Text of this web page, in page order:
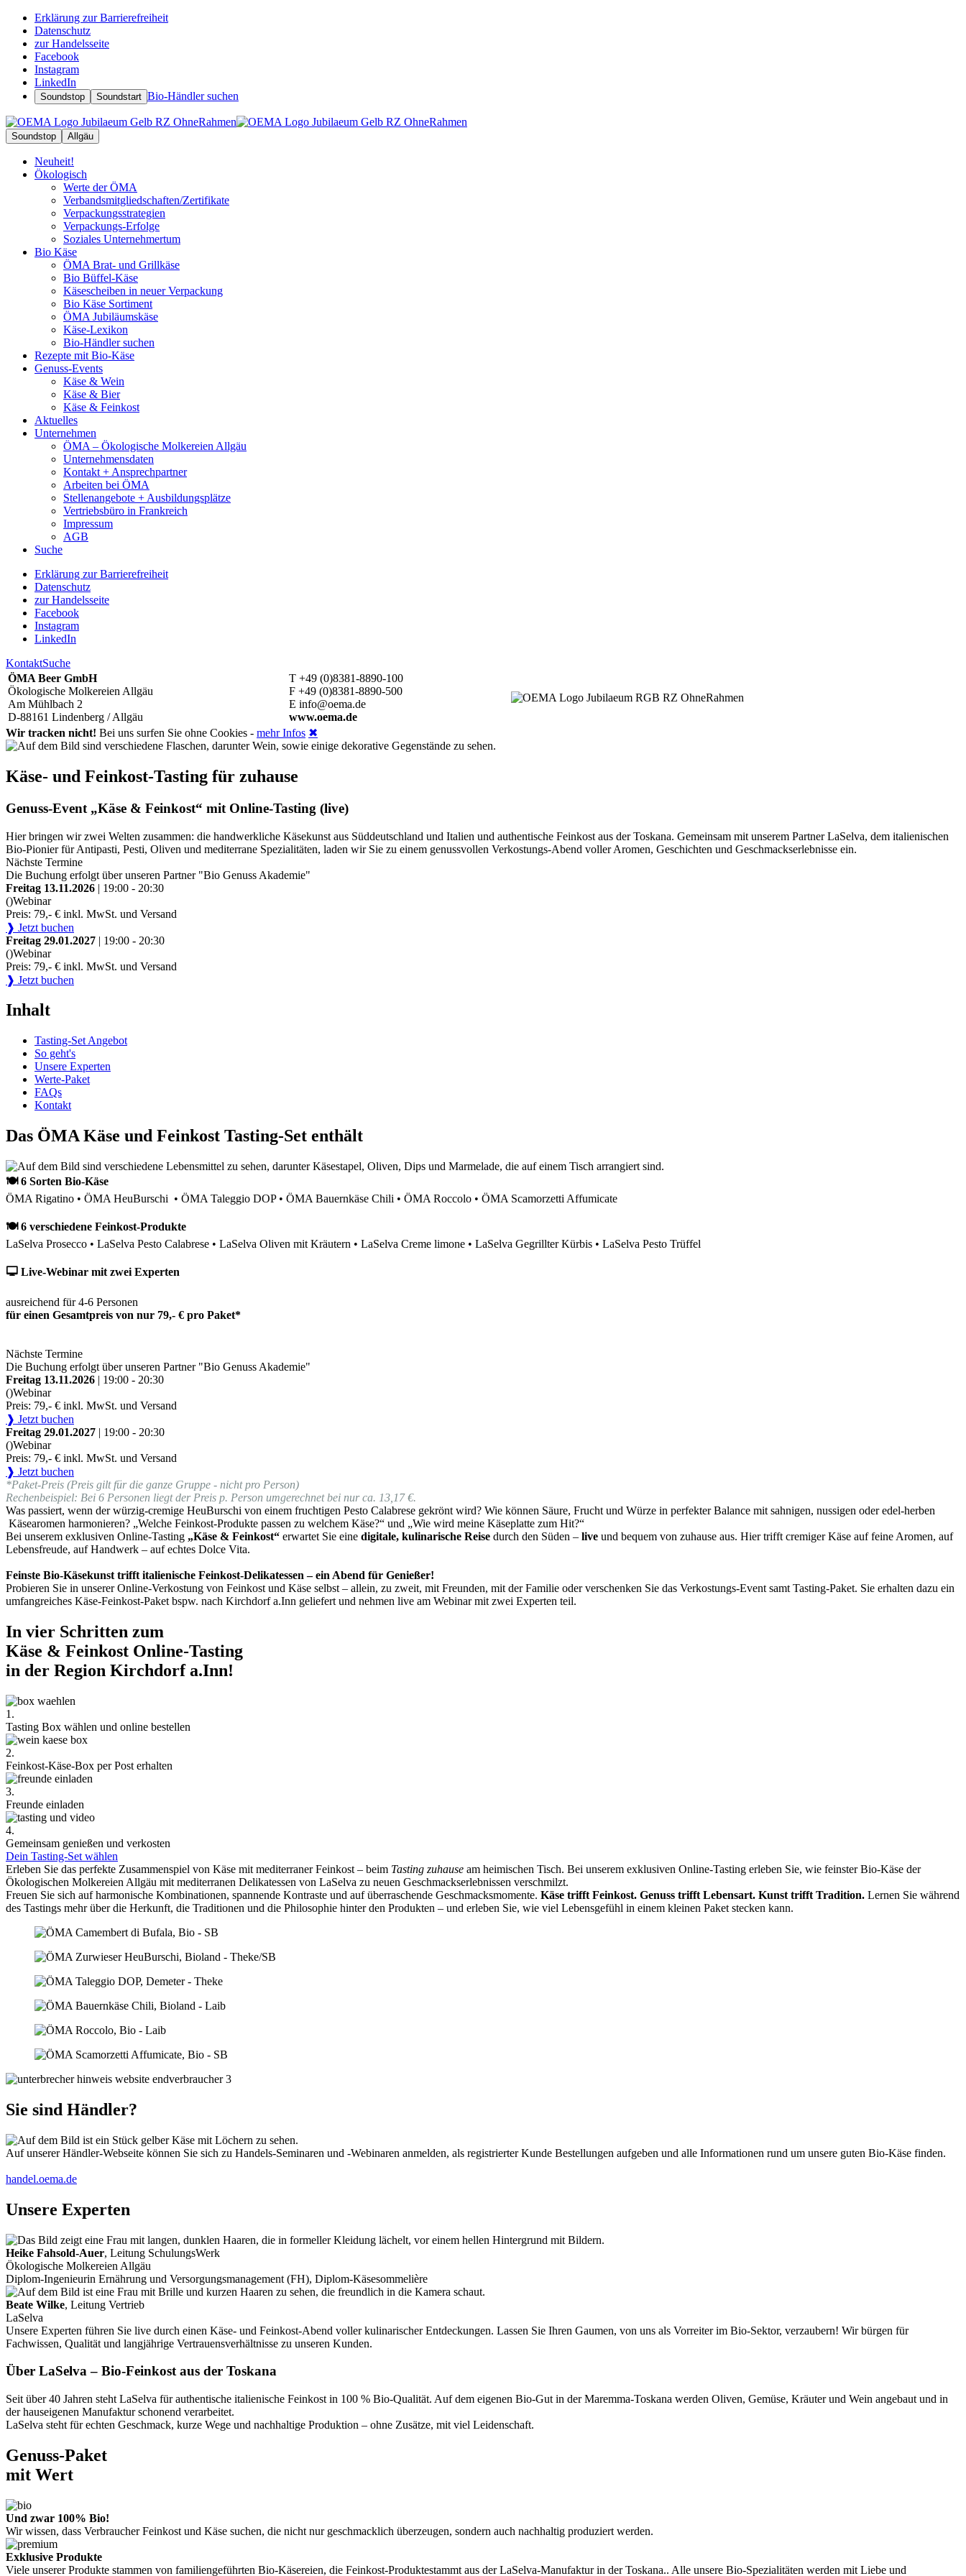
Erklärung zur Barrierefreiheit
Datenschutz
zur Handelsseite
Facebook
Instagram
LinkedIn
Soundstop Soundstart Bio-Händler suchen
Soundstop Allgäu
Neuheit!
Ökologisch
Werte der ÖMA
Verbandsmitgliedschaften/Zertifikate
Verpackungsstrategien
Verpackungs-Erfolge
Soziales Unternehmertum
Bio Käse
ÖMA Brat- und Grillkäse
Bio Büffel-Käse
Käsescheiben in neuer Verpackung
Bio Käse Sortiment
ÖMA Jubiläumskäse
Käse-Lexikon
Bio-Händler suchen
Rezepte mit Bio-Käse
Genuss-Events
Käse & Wein
Käse & Bier
Käse & Feinkost
Aktuelles
Unternehmen
ÖMA – Ökologische Molkereien Allgäu
Unternehmensdaten
Kontakt + Ansprechpartner
Arbeiten bei ÖMA
Stellenangebote + Ausbildungsplätze
Vertriebsbüro in Frankreich
Impressum
AGB
Suche
Erklärung zur Barrierefreiheit
Datenschutz
zur Handelsseite
Facebook
Instagram
LinkedIn
KontaktSuche
ÖMA Beer GmbH
Ökologische Molkereien Allgäu
Am Mühlbach 2
D-88161 Lindenberg / Allgäu
T +49 (0)8381-8890-100
F +49 (0)8381-8890-500
E info@oema.de
www.oema.de
Wir tracken nicht! Bei uns surfen Sie ohne Cookies - mehr Infos ✖
Käse- und Feinkost-Tasting für zuhause
Genuss-Event „Käse & Feinkost“ mit Online-Tasting (live)
Hier bringen wir zwei Welten zusammen: die handwerkliche Käsekunst aus Süddeutschland und Italien und authentische Feinkost aus der Toskana. Gemeinsam mit unserem Partner LaSelva, dem italienischen
Bio-Pionier für Antipasti, Pesti, Oliven und mediterrane Spezialitäten, laden wir Sie zu einem genussvollen Verkostungs-Abend voller Aromen, Geschichten und Geschmackserlebnisse ein.
Nächste Termine
Die Buchung erfolgt über unseren Partner "Bio Genuss Akademie"
Freitag 13.11.2026 | 19:00 - 20:30
()Webinar
Preis: 79,- € inkl. MwSt. und Versand
❱ Jetzt buchen
Freitag 29.01.2027 | 19:00 - 20:30
()Webinar
Preis: 79,- € inkl. MwSt. und Versand
❱ Jetzt buchen
Inhalt
Tasting-Set Angebot
So geht's
Unsere Experten
Werte-Paket
FAQs
Kontakt
Das ÖMA Käse und Feinkost Tasting-Set enthält
🍽 6 Sorten Bio-Käse
ÖMA Rigatino • ÖMA HeuBurschi • ÖMA Taleggio DOP • ÖMA Bauernkäse Chili • ÖMA Roccolo • ÖMA Scamorzetti Affumicate
🍽 6 verschiedene Feinkost-Produkte
LaSelva Prosecco • LaSelva Pesto Calabrese • LaSelva Oliven mit Kräutern • LaSelva Creme limone • LaSelva Gegrillter Kürbis • LaSelva Pesto Trüffel
🖵 Live-Webinar mit zwei Experten
ausreichend für 4-6 Personen
für einen Gesamtpreis von nur 79,- € pro Paket*
Nächste Termine
Die Buchung erfolgt über unseren Partner "Bio Genuss Akademie"
Freitag 13.11.2026 | 19:00 - 20:30
()Webinar
Preis: 79,- € inkl. MwSt. und Versand
❱ Jetzt buchen
Freitag 29.01.2027 | 19:00 - 20:30
()Webinar
Preis: 79,- € inkl. MwSt. und Versand
❱ Jetzt buchen
*Paket-Preis (Preis gilt für die ganze Gruppe - nicht pro Person)
Rechenbeispiel: Bei 6 Personen liegt der Preis p. Person umgerechnet bei nur ca. 13,17 €.
Was passiert, wenn der würzig-cremige HeuBurschi von einem fruchtigen Pesto Calabrese gekrönt wird? Wie können Säure, Frucht und Würze in perfekter Balance mit sahnigen, nussigen oder edel-herben
Käsearomen harmonieren? „Welche Feinkost-Produkte passen zu welchem Käse?“ und „Wie wird meine Käseplatte zum Hit?“
Bei unserem exklusiven Online-Tasting „Käse & Feinkost“ erwartet Sie eine digitale, kulinarische Reise durch den Süden – live und bequem von zuhause aus. Hier trifft cremiger Käse auf feine Aromen, auf
Lebensfreude, auf Handwerk – auf echtes Dolce Vita.
Feinste Bio-Käsekunst trifft italienische Feinkost-Delikatessen – ein Abend für Genießer!
Probieren Sie in unserer Online-Verkostung von Feinkost und Käse selbst – allein, zu zweit, mit Freunden, mit der Familie oder verschenken Sie das Verkostungs-Event samt Tasting-Paket. Sie erhalten dazu ein
umfangreiches Käse-Feinkost-Paket bspw. nach Kirchdorf a.Inn geliefert und nehmen live am Webinar mit zwei Experten teil.
In vier Schritten zum
Käse & Feinkost Online-Tasting
in der Region Kirchdorf a.Inn!
1.
Tasting Box wählen und online bestellen
2.
Feinkost-Käse-Box per Post erhalten
3.
Freunde einladen
4.
Gemeinsam genießen und verkosten
Dein Tasting-Set wählen
Erleben Sie das perfekte Zusammenspiel von Käse mit mediterraner Feinkost – beim Tasting zuhause am heimischen Tisch. Bei unserem exklusiven Online-Tasting erleben Sie, wie feinster Bio-Käse der
Ökologischen Molkereien Allgäu mit mediterranen Delikatessen von LaSelva zu neuen Geschmackserlebnissen verschmilzt.
Freuen Sie sich auf harmonische Kombinationen, spannende Kontraste und auf überraschende Geschmacksmomente. Käse trifft Feinkost. Genuss trifft Lebensart. Kunst trifft Tradition. Lernen Sie während
des Tastings mehr über die Herkunft, die Traditionen und die Philosophie hinter den Produkten – und erleben Sie, wie viel Lebensgefühl in einem kleinen Paket stecken kann.
Sie sind Händler?
Auf unserer Händler-Webseite können Sie sich zu Handels-Seminaren und -Webinaren anmelden, als registrierter Kunde Bestellungen aufgeben und alle Informationen rund um unsere guten Bio-Käse finden.
handel.oema.de
Unsere Experten
Heike Fahsold-Auer, Leitung SchulungsWerk
Ökologische Molkereien Allgäu
Diplom-Ingenieurin Ernährung und Versorgungsmanagement (FH), Diplom-Käsesommelière
Beate Wilke, Leitung Vertrieb
LaSelva
Unsere Experten führen Sie live durch einen Käse- und Feinkost-Abend voller kulinarischer Entdeckungen. Lassen Sie Ihren Gaumen, von uns als Vorreiter im Bio-Sektor, verzaubern! Wir bürgen für
Fachwissen, Qualität und langjährige Vertrauensverhältnisse zu unseren Kunden.
Über LaSelva – Bio-Feinkost aus der Toskana
Seit über 40 Jahren steht LaSelva für authentische italienische Feinkost in 100 % Bio-Qualität. Auf dem eigenen Bio-Gut in der Maremma-Toskana werden Oliven, Gemüse, Kräuter und Wein angebaut und in
der hauseigenen Manufaktur schonend verarbeitet.
LaSelva steht für echten Geschmack, kurze Wege und nachhaltige Produktion – ohne Zusätze, mit viel Leidenschaft.
Genuss-Paket
mit Wert
Und zwar 100% Bio!
Wir wissen, dass Verbraucher Feinkost und Käse suchen, die nicht nur geschmacklich überzeugen, sondern auch nachhaltig produziert werden.
Exklusive Produkte
Viele unserer Produkte stammen von familiengeführten Bio-Käsereien, die Feinkost-Produktestammt aus der LaSelva-Manufaktur in der Toskana.. Alle unsere Bio-Spezialitäten werden mit Liebe und